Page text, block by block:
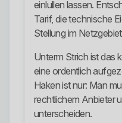
einlullen lassen.
Tarif, die technische
Stellung im
Unterm Strich ist das
eine ordentlich
Haken ist nur: Man
rechtlichem Anbieter
unterscheiden.